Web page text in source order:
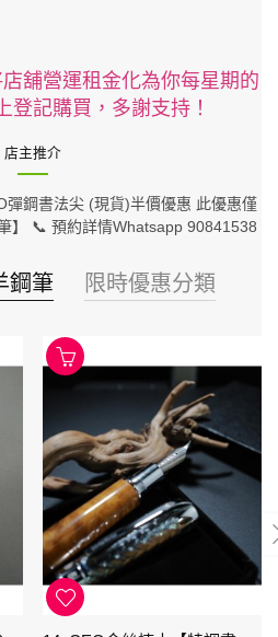
舖營運租金化為你每星期的
登記購買，多謝支持！
店主推介
彈鋼書法尖 (現貨)半價優惠 此優惠僅
】 📞 預約詳情Whatsapp 90841538
鋼筆 限時優惠分類